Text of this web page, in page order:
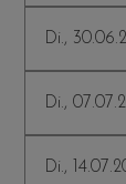
Di.,
Di.,
Di.,